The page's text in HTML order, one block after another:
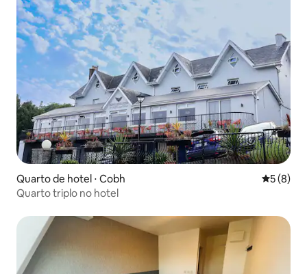
Quarto de hotel ⋅ Cobh 5 de
5 (8)
Quarto triplo no hotel